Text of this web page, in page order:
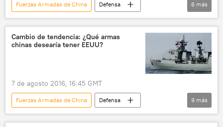
Fuerzas Armadas de China
Defensa
Internacional
China
Xi Jinping
desfile militar
🌏 Asia noticias
6 más
Cambio de tendencia: ¿Qué armas
chinas desearía tener EEUU?
7 de agosto 2016, 16:45 GMT
Fuerzas Armadas de China
Defensa
Internacional
China
armamento
9 más